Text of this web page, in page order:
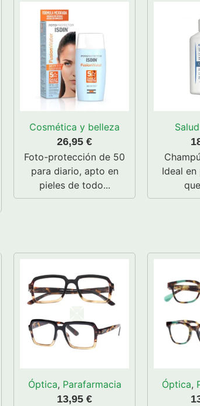
Cosmética y belleza
26,95 €
Foto-protección de 50
para diario, apto en
pieles de todo...
Ideal
Óptica, Parafarmacia
13,95 €
Óptica,